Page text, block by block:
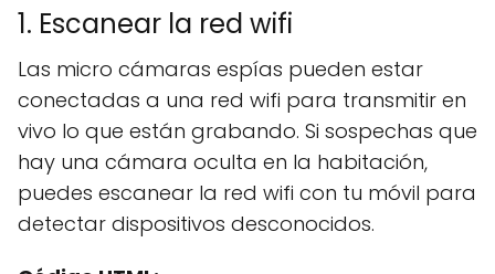
1. Escanear la red wifi
Las micro cámaras espías pueden estar
conectadas a una red wifi para transmitir en
vivo lo que están grabando. Si sospechas que
hay una cámara oculta en la habitación,
puedes escanear la red wifi con tu móvil para
detectar dispositivos desconocidos.